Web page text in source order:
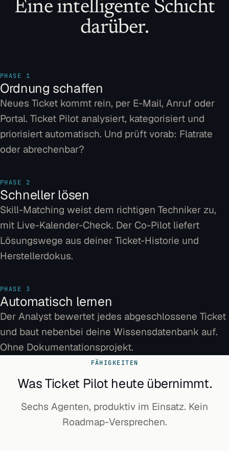
Eine intelligente Schicht
darüber.
PHASE 1
Ordnung schaffen
Neues Ticket kommt rein, per E-Mail, Anruf oder
Portal. Ticket Pilot analysiert, kategorisiert und
priorisiert automatisch. Und prüft vorab: Flatrate
oder abrechenbar?
PHASE 2
Schneller lösen
Skill-Matching weist dem richtigen Techniker zu,
mit Live-Kalender-Check. Der Co-Pilot liefert
Lösungswege aus deiner Ticket-Historie und
Herstellerdokus.
PHASE 3
Automatisch lernen
Der Analyst bewertet jedes abgeschlossene Ticket
und baut nebenbei deine Wissensdatenbank auf.
Ohne Dokumentationsprojekt.
FÄHIGKEITEN
Was Ticket Pilot heute übernimmt.
Sechs Agenten, produktiv im Einsatz. Kein
Roadmap-Versprechen.